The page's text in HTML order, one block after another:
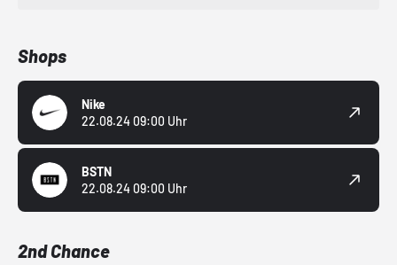
Shops
Nike
22.08.24 09:00 Uhr
BSTN
22.08.24 09:00 Uhr
2nd Chance